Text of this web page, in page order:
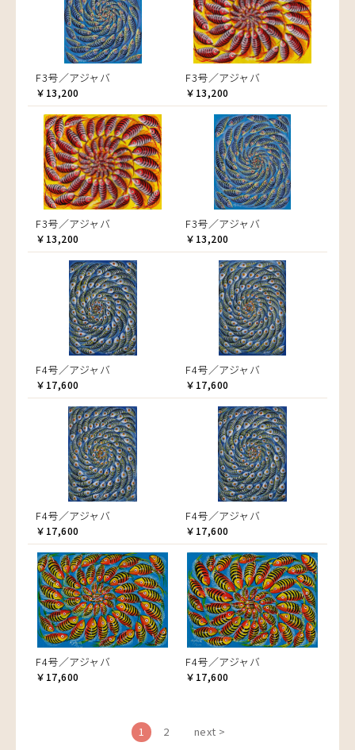
F3号／アジャバ
￥13,200
F3号／アジャバ
￥13,200
F3号／アジャバ
￥13,200
F3号／アジャバ
￥13,200
F4号／アジャバ
￥17,600
F4号／アジャバ
￥17,600
F4号／アジャバ
￥17,600
F4号／アジャバ
￥17,600
F4号／アジャバ
￥17,600
F4号／アジャバ
￥17,600
1 2 next >